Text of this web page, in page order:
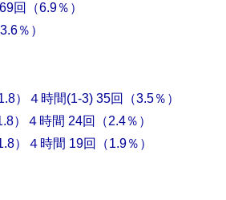
回（6.9％）
％）
）４時間(1-3) 35回（3.5％）
）４時間 24回（2.4％）
）４時間 19回（1.9％）